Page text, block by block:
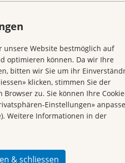
unsere Website bestmöglich auf
optimieren können. Da wir Ihre
bitten wir Sie um ihr
klicken, stimmen Sie der
zu. Sie können Ihre
Einstellungen»
Weitere Informationen in der
& schliessen
einzubringen.
regelmässige
Miriam Döbeli